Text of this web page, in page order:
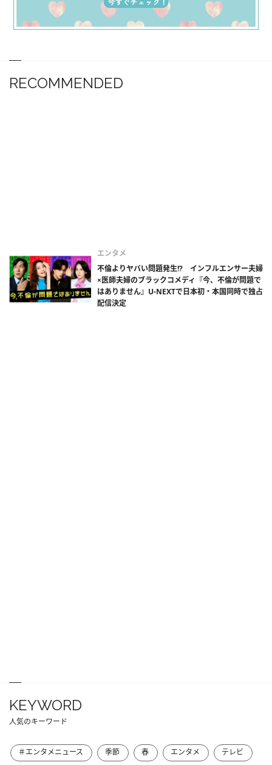
RECOMMENDED
エンタメ
不倫よりヤバい問題発生!? インフルエンサー夫婦
×医師夫婦のブラックコメディ『今、不倫が問題で
はありません』U-NEXTで日本初・本国同時で独占
配信決定
KEYWORD
人気のキーワード
＃エンタメニュース 季節 春 エンタメ テレビ